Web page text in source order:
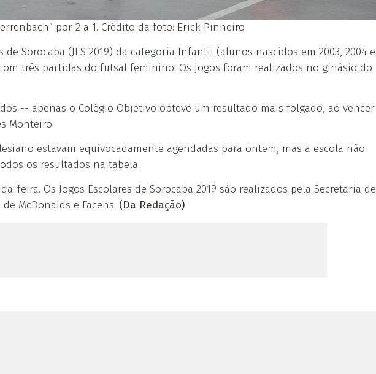
por 2 a 1. Crédito da foto: Erick Pinheiro
Sorocaba (JES 2019) da categoria Infantil (alunos nascidos em 2003, 2004 e
três partidas do futsal feminino. Os jogos foram realizados no ginásio do
-- apenas o Colégio Objetivo obteve um resultado mais folgado, ao vencer
Monteiro.
estavam equivocadamente agendadas para ontem, mas a escola não
os resultados na tabela.
feira. Os Jogos Escolares de Sorocaba 2019 são realizados pela Secretaria de
McDonalds e Facens. (Da Redação)